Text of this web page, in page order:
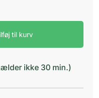
til kurv
ikke 30 min.)